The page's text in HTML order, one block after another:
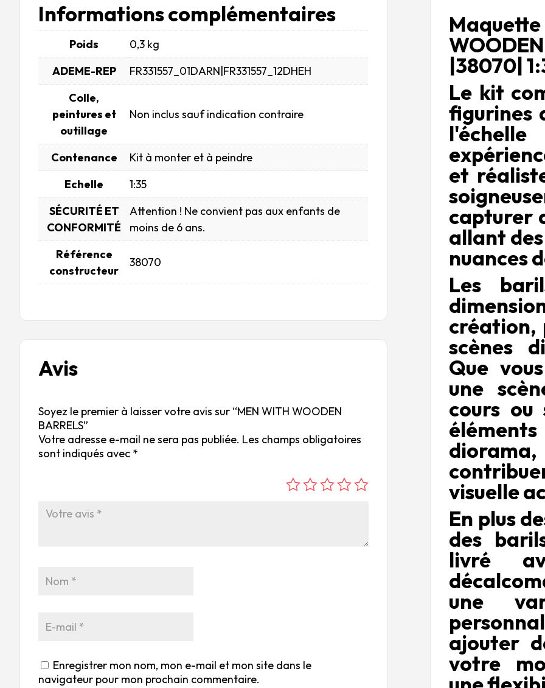
Informations complémentaires
Poids
0,3 kg
ADEME-REP
FR331557_01DARN|FR331557_12DHEH
Colle,
peintures et
outillage
Non inclus sauf indication contraire
Contenance
Kit à monter et à peindre
Echelle
1:35
SÉCURITÉ ET
CONFORMITÉ
Attention ! Ne convient pas aux enfants de
moins de 6 ans.
Référence
constructeur
38070
Avis
Soyez le premier à laisser votre avis sur “MEN WITH WOODEN
BARRELS”
Votre adresse e-mail ne sera pas publiée. Les champs obligatoires
sont indiqués avec *
s
Enregistrer mon nom, mon e-mail et mon site dans le
navigateur pour mon prochain commentaire.
|38070|
Le kit
figurines
et
capturer
allant
nuances
Les
création,
scènes
Que
une
cours ou
visuelle
En plus
des
livré
une
ajouter
votre